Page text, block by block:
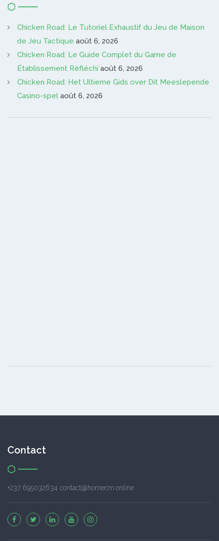
Chicken Road: Le Tutoriel Exhaustif du Jeu de Maison
de Jeu Tactique août 6, 2026
Chicken Road: Le Guide Complet du Game de
Établissement Réfléchi août 6, 2026
Chicken Road: Het Ultieme Gids over Dit Meeslepende
Casino-spel août 6, 2026
Contact
+237 695032634 contact@homecm.online